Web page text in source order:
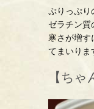
ぷりっぷり
ゼラチン質
寒さが増す
てまいりま
【ちゃ